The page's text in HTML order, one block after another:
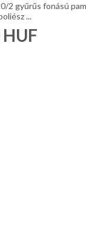
2 gyűrűs fonású
...
HUF